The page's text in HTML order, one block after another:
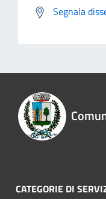
Segnala
CATEGORIE DI